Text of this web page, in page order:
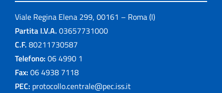
Viale Regina Elena 299, 00161 – Roma (I)
Partita I.V.A. 03657731000
C.F. 80211730587
Telefono: 06 4990 1
Fax: 06 4938 7118
PEC: protocollo.centrale@pec.iss.it